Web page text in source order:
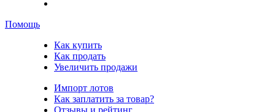
Помощь
Как купить
Как продать
Увеличить продажи
Импорт лотов
Как заплатить за товар?
Отзывы и рейтинг